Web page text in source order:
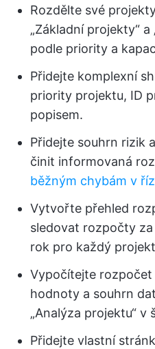
Rozdělte své
„Základní projekty“ a
podle priority a
Přidejte komplexní
priority projektu, ID
popisem.
Přidejte souhrn rizik
činit informovaná
běžným chybám v
Vytvořte přehled
sledovat rozpočty
rok pro každý
Vypočítejte
hodnoty a souhrn
„Analýza projektu“ v
Přidejte vlastní